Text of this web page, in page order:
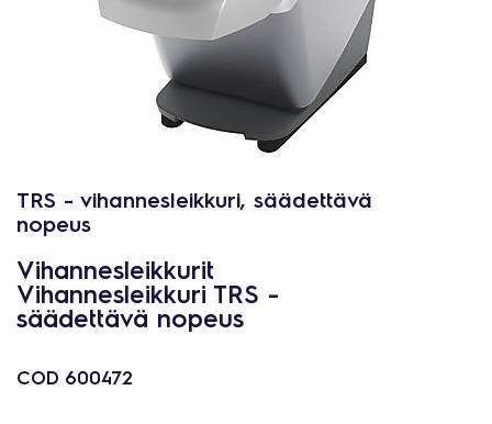
TRS - vihannesleikkuri, säädettävä
nopeus
Vihannesleikkurit
Vihannesleikkuri TRS -
säädettävä nopeus
COD 600472